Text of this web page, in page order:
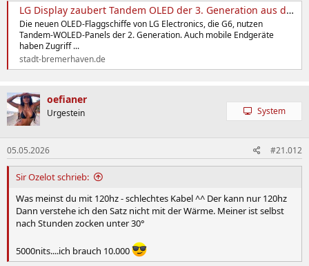
LG Display zaubert Tandem OLED der 3. Generation aus dem Hut
Die neuen OLED-Flaggschiffe von LG Electronics, die G6, nutzen
Tandem-WOLED-Panels der 2. Generation. Auch mobile Endgeräte
haben Zugriff ...
stadt-bremerhaven.de
oefianer
Urgestein System
05.05.2026 #21.012
Sir Ozelot schrieb:
Was meinst du mit 120hz - schlechtes Kabel ^^ Der kann nur 120hz
Dann verstehe ich den Satz nicht mit der Wärme. Meiner ist selbst
nach Stunden zocken unter 30°
5000nits....ich brauch 10.000